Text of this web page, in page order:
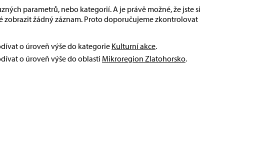
parametrů, nebo kategorií. A je právě možné, že jste si
žádný záznam. Proto doporučujeme zkontrolovat
o úroveň výše do kategorie Kulturní akce.
o úroveň výše do oblasti Mikroregion Zlatohorsko.